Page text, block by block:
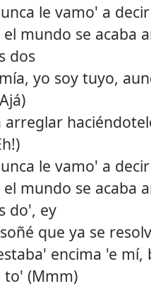
le vamo' a
mundo se acaba
dos
yo soy tuyo,
arreglar
le vamo' a
mundo se acaba
do', ey
que ya se
encima 'e mí,
to' (Mmm)